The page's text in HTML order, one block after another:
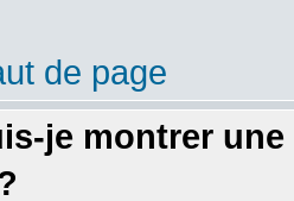
de page
je montrer